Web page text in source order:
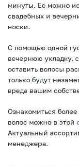
минуты. Ее можно
свадебных и
носки.
С помощью одной
вечернюю укладку,
оставить волосы
только будут
вреда вашим
Ознакомиться
волос можно в этой
Актуальный
менеджера.